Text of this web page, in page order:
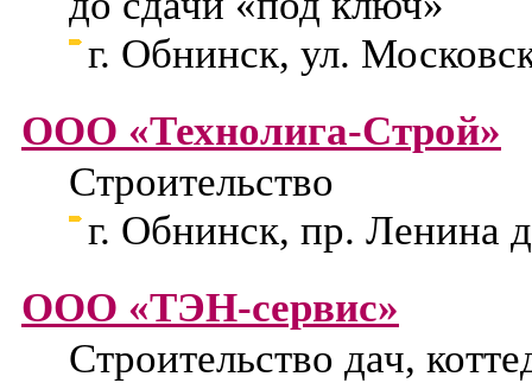
г. Обнинск, ул.
ООО «Технолига-Строй»
Строительство
г. Обнинск, пр. Ленина
ООО «ТЭН-сервис»
Строительство дач,